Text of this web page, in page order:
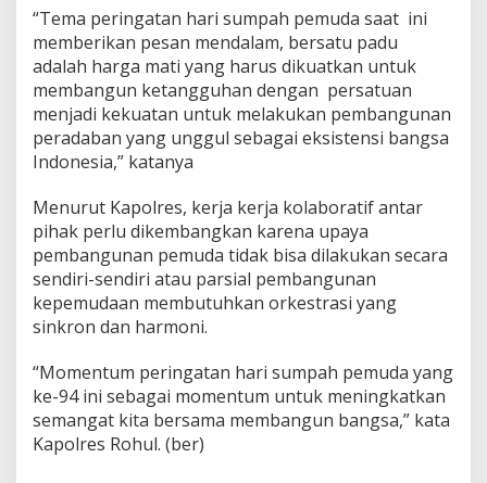
“Tema peringatan hari sumpah pemuda saat ini
memberikan pesan mendalam, bersatu padu
adalah harga mati yang harus dikuatkan untuk
membangun ketangguhan dengan persatuan
menjadi kekuatan untuk melakukan pembangunan
peradaban yang unggul sebagai eksistensi bangsa
Indonesia,” katanya
Menurut Kapolres, kerja kerja kolaboratif antar
pihak perlu dikembangkan karena upaya
pembangunan pemuda tidak bisa dilakukan secara
sendiri-sendiri atau parsial pembangunan
kepemudaan membutuhkan orkestrasi yang
sinkron dan harmoni.
“Momentum peringatan hari sumpah pemuda yang
ke-94 ini sebagai momentum untuk meningkatkan
semangat kita bersama membangun bangsa,” kata
Kapolres Rohul. (ber)